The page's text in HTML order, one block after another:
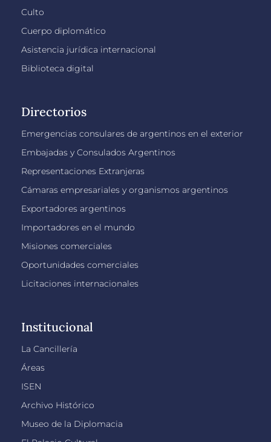
Culto
Cuerpo diplomático
Asistencia jurídica internacional
Biblioteca digital
Directorios
Emergencias consulares de argentinos en el exterior
Embajadas y Consulados Argentinos
Representaciones Extranjeras
Cámaras empresariales y organismos argentinos
Exportadores argentinos
Importadores en el mundo
Misiones comerciales
Oportunidades comerciales
Licitaciones internacionales
Institucional
La Cancillería
Áreas
ISEN
Archivo Histórico
Museo de la Diplomacia